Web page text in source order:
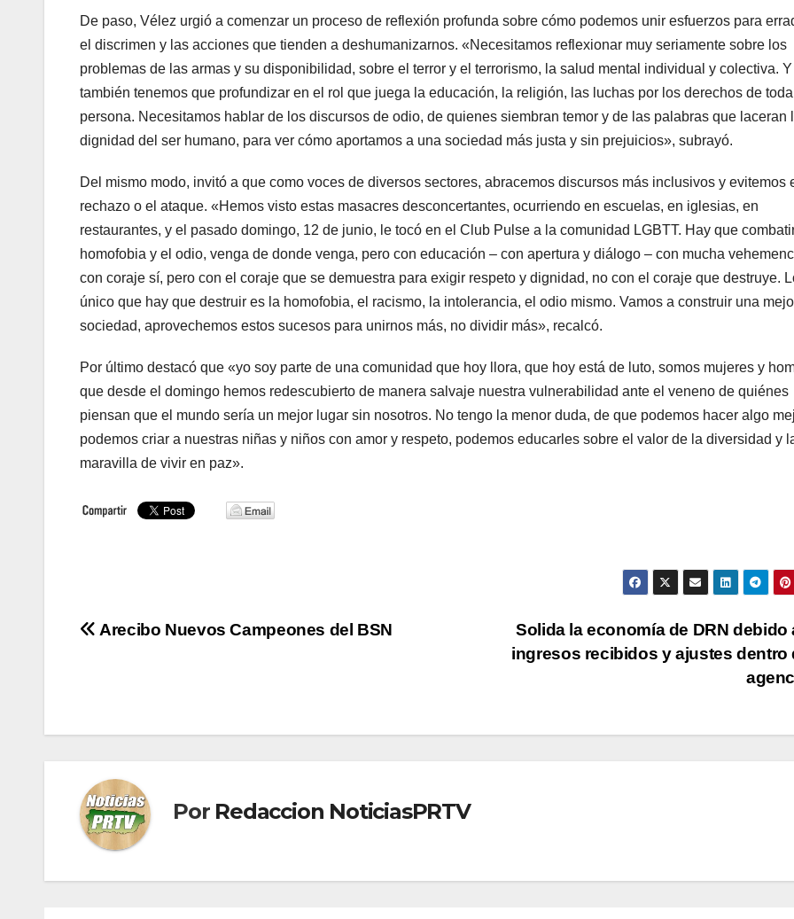
De paso, Vélez urgió a comenzar un proceso de reflexión profunda sobre cómo podemos unir esfuerzos para
el discrimen y las acciones que tienden a deshumanizarnos. «Necesitamos reflexionar muy seriamente sobre los
problemas de las armas y su disponibilidad, sobre el terror y el terrorismo, la salud mental individual y colectiva. Y
también tenemos que profundizar en el rol que juega la educación, la religión, las luchas por los derechos de toda
persona. Necesitamos hablar de los discursos de odio, de quienes siembran temor y de las palabras que laceran
dignidad del ser humano, para ver cómo aportamos a una sociedad más justa y sin prejuicios», subrayó.
Del mismo modo, invitó a que como voces de diversos sectores, abracemos discursos más inclusivos y evitemos
rechazo o el ataque. «Hemos visto estas masacres desconcertantes, ocurriendo en escuelas, en iglesias, en
restaurantes, y el pasado domingo, 12 de junio, le tocó en el Club Pulse a la comunidad LGBTT. Hay que
homofobia y el odio, venga de donde venga, pero con educación – con apertura y diálogo – con mucha
con coraje sí, pero con el coraje que se demuestra para exigir respeto y dignidad, no con el coraje que destruye.
único que hay que destruir es la homofobia, el racismo, la intolerancia, el odio mismo. Vamos a construir una
sociedad, aprovechemos estos sucesos para unirnos más, no dividir más», recalcó.
Por último destacó que «yo soy parte de una comunidad que hoy llora, que hoy está de luto, somos mujeres y
que desde el domingo hemos redescubierto de manera salvaje nuestra vulnerabilidad ante el veneno de quiénes
piensan que el mundo sería un mejor lugar sin nosotros. No tengo la menor duda, de que podemos hacer algo
podemos criar a nuestras niñas y niños con amor y respeto, podemos educarles sobre el valor de la diversidad y
maravilla de vivir en paz».
Navegación
Solida la economía de DRN debido
ingresos recibidos y ajustes dentro
Arecibo Nuevos Campeones del BSN
Por Redaccion NoticiasPRTV